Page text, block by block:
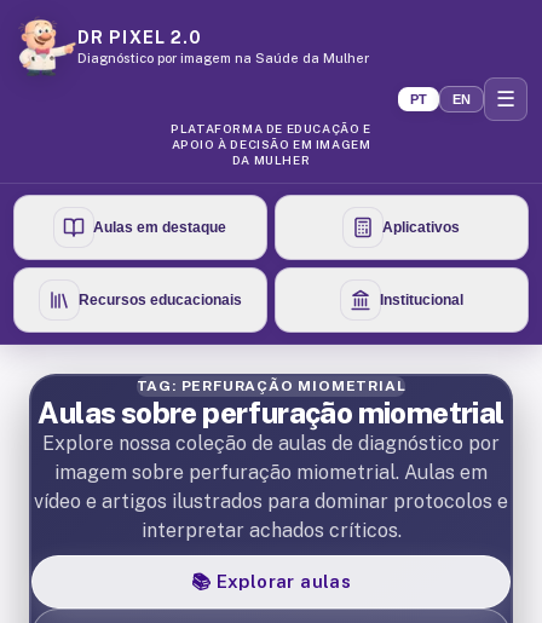
DR PIXEL 2.0
Diagnóstico por imagem na Saúde da Mulher
PLATAFORMA DE EDUCAÇÃO E
APOIO À DECISÃO EM IMAGEM
DA MULHER
PT EN ☰
Aulas em destaque Aplicativos
Recursos educacionais Institucional
TAG: PERFURAÇÃO MIOMETRIAL
Aulas sobre perfuração miometrial
Explore nossa coleção de aulas de diagnóstico por
imagem sobre perfuração miometrial. Aulas em
vídeo e artigos ilustrados para dominar protocolos e
interpretar achados críticos.
📚 Explorar aulas